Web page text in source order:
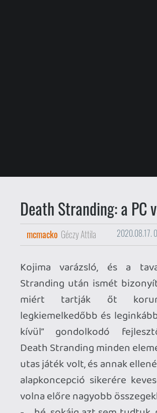
alapkoncepció sikerére kevesen mertek
volna előre nagyobb összegekkel fogadni
- … hé, sokáig azt sem tudtuk, milyen lesz
maga a játék egyáltalán - a mesternek
legtutibb konzolos motorját és a AAA
produkciók szintjén is kiemelkedő hájpot
sikerült generálnia már a megjelenés
előtt. A többi pedig történelem, 2019-
ben nem volt lap, ahol a GOTY listán ne
jelent volna meg a játék. Mi is nagyon
szerettük, ennek a novemberi
cikkünkben hangot is adtunk. Kíváncsi
vagy, hogy miről is szól ez az egész DS-
jelenség? Először érdemes lehet itt
kezdened az olvasást:KATT! Most pedig
fókuszáljunk a PC port sajátosságaira.